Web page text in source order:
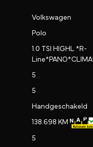
Volkswagen
Polo
1.0 TSI HIGHL *R-
5
5
Handgeschakeld
138.698 KM
5